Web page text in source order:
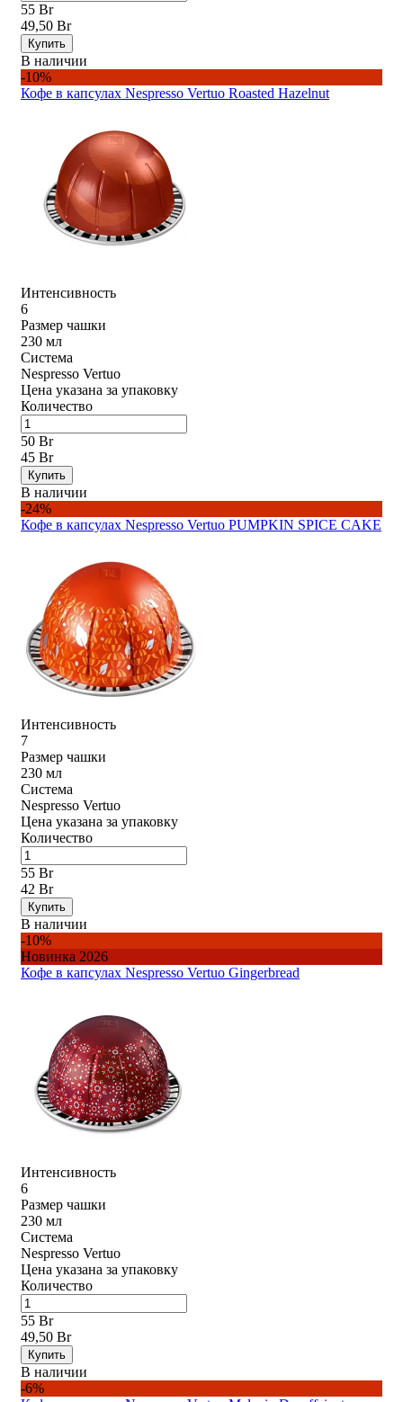
55 Br
49,50 Br
Купить
В наличии
-10%
Кофе в капсулах Nespresso Vertuo Roasted Hazelnut
Интенсивность
6
Размер чашки
230 мл
Система
Nespresso Vertuo
Цена указана за упаковку
Количество
50 Br
45 Br
Купить
В наличии
-24%
Кофе в капсулах Nespresso Vertuo PUMPKIN SPICE CAKE
Интенсивность
7
Размер чашки
230 мл
Система
Nespresso Vertuo
Цена указана за упаковку
Количество
55 Br
42 Br
Купить
В наличии
-10%
Новинка 2026
Кофе в капсулах Nespresso Vertuo Gingerbread
Интенсивность
6
Размер чашки
230 мл
Система
Nespresso Vertuo
Цена указана за упаковку
Количество
55 Br
49,50 Br
Купить
В наличии
-6%